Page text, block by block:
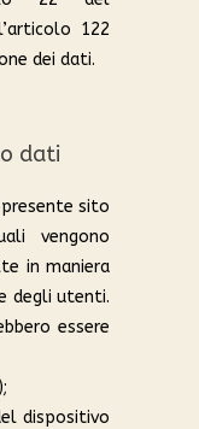
122
dei dati.
dati
sito
vengono
in maniera
degli utenti.
essere
dispositivo